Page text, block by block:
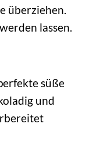
überziehen.
lassen.
süße
und